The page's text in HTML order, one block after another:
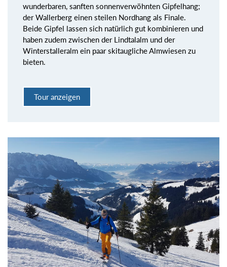
wunderbaren, sanften sonnenverwöhnten Gipfelhang;
der Wallerberg einen steilen Nordhang als Finale.
Beide Gipfel lassen sich natürlich gut kombinieren und
haben zudem zwischen der Lindtalalm und der
Winterstalleralm ein paar skitaugliche Almwiesen zu
bieten.
Tour anzeigen